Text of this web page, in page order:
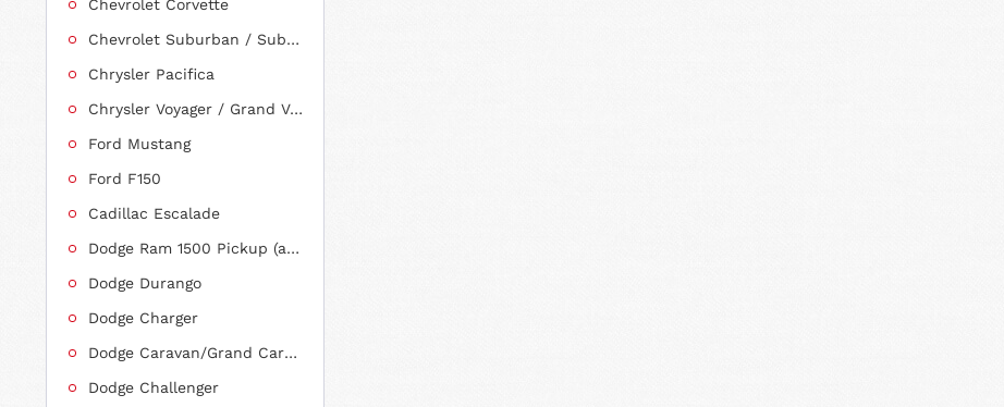
Chevrolet Corvette
Chevrolet Suburban / Suburban 1500
Chrysler Pacifica
Chrysler Voyager / Grand Voyager
Ford Mustang
Ford F150
Cadillac Escalade
Dodge Ram 1500 Pickup (ab 2011 siehe RAM)
Dodge Durango
Dodge Charger
Dodge Caravan/Grand Caravan
Dodge Challenger